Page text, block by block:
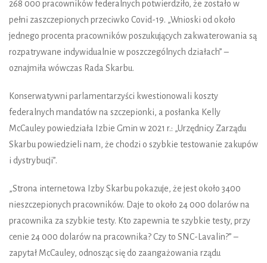
268 000 pracowników federalnych potwierdziło, że zostało w
pełni zaszczepionych przeciwko Covid-19. „Wnioski od około
jednego procenta pracowników poszukujących zakwaterowania są
rozpatrywane indywidualnie w poszczególnych działach” –
oznajmiła wówczas Rada Skarbu.
Konserwatywni parlamentarzyści kwestionowali koszty
federalnych mandatów na szczepionki, a posłanka Kelly
McCauley powiedziała Izbie Gmin w 2021 r.: „Urzędnicy Zarządu
Skarbu powiedzieli nam, że chodzi o szybkie testowanie zakupów
i dystrybucji”.
„Strona internetowa Izby Skarbu pokazuje, że jest około 3400
nieszczepionych pracowników. Daje to około 24 000 dolarów na
pracownika za szybkie testy. Kto zapewnia te szybkie testy, przy
cenie 24 000 dolarów na pracownika? Czy to SNC-Lavalin?” –
zapytał McCauley, odnosząc się do zaangażowania rządu